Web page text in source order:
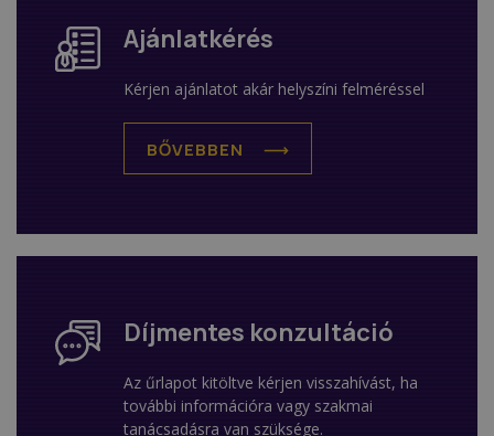
Ajánlatkérés
Kérjen ajánlatot akár helyszíni felméréssel
BŐVEBBEN
Díjmentes konzultáció
Az űrlapot kitöltve kérjen visszahívást, ha
további információra vagy szakmai
tanácsadásra van szüksége.